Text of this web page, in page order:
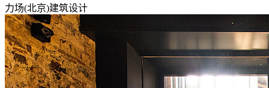
力场(北京)建筑设计